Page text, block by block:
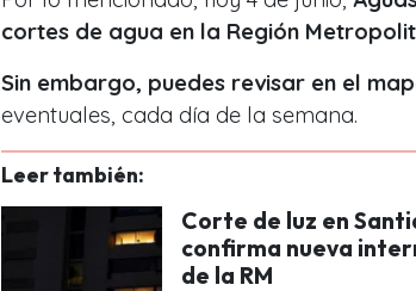
cortes de agua en la Región
Sin embargo, puedes revisar en el
eventuales, cada día de la semana.
Leer también:
Corte de luz en
confirma nueva
de la RM